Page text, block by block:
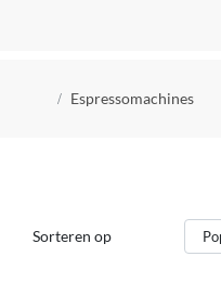
Kruimelpad
Espressomachines
Sorteren op